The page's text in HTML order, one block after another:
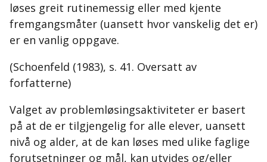
løses greit rutinemessig eller med kjente
fremgangsmåter (uansett hvor vanskelig det er)
er en vanlig oppgave.
(Schoenfeld (1983), s. 41. Oversatt av
forfatterne)
Valget av problemløsingsaktiviteter er basert
på at de er tilgjengelig for alle elever, uansett
nivå og alder, at de kan løses med ulike faglige
forutsetninger og mål, kan utvides og/eller